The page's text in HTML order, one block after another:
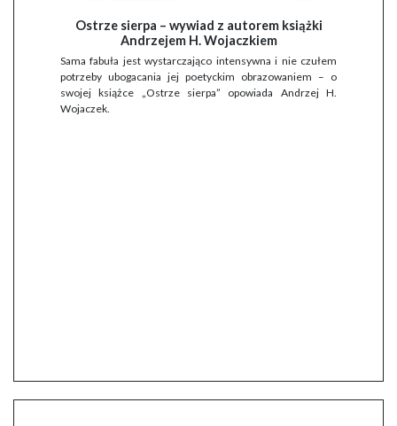
Ostrze sierpa – wywiad z autorem książki
Andrzejem H. Wojaczkiem
Sama fabuła jest wystarczająco intensywna i nie czułem
potrzeby ubogacania jej poetyckim obrazowaniem – o
swojej książce „Ostrze sierpa” opowiada Andrzej H.
Wojaczek.